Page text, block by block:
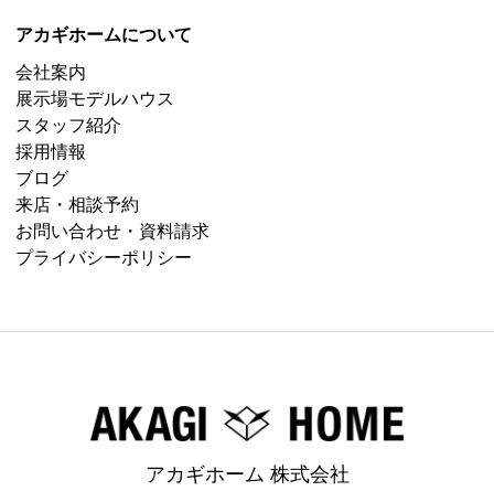
アカギホームについて
会社案内
展示場モデルハウス
スタッフ紹介
採用情報
ブログ
来店・相談予約
お問い合わせ・資料請求
プライバシーポリシー
アカギホーム 株式会社